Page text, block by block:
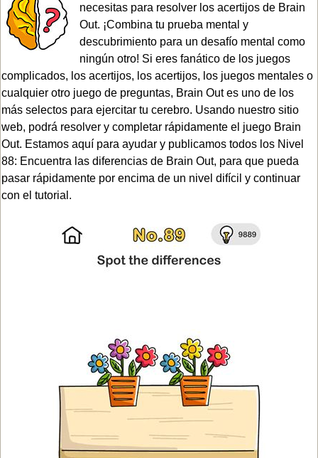
necesitas para resolver los acertijos de Brain
Out. ¡Combina tu prueba mental y
descubrimiento para un desafío mental como
ningún otro! Si eres fanático de los juegos
complicados, los acertijos, los acertijos, los juegos mentales o
cualquier otro juego de preguntas, Brain Out es uno de los
más selectos para ejercitar tu cerebro. Usando nuestro sitio
web, podrá resolver y completar rápidamente el juego Brain
Out. Estamos aquí para ayudar y publicamos todos los Nivel
88: Encuentra las diferencias de Brain Out, para que pueda
pasar rápidamente por encima de un nivel difícil y continuar
con el tutorial.